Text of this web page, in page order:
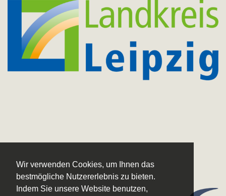
Wir verwenden Cookies, um Ihnen das
bestmögliche Nutzererlebnis zu bieten.
Indem Sie unsere Website benutzen,